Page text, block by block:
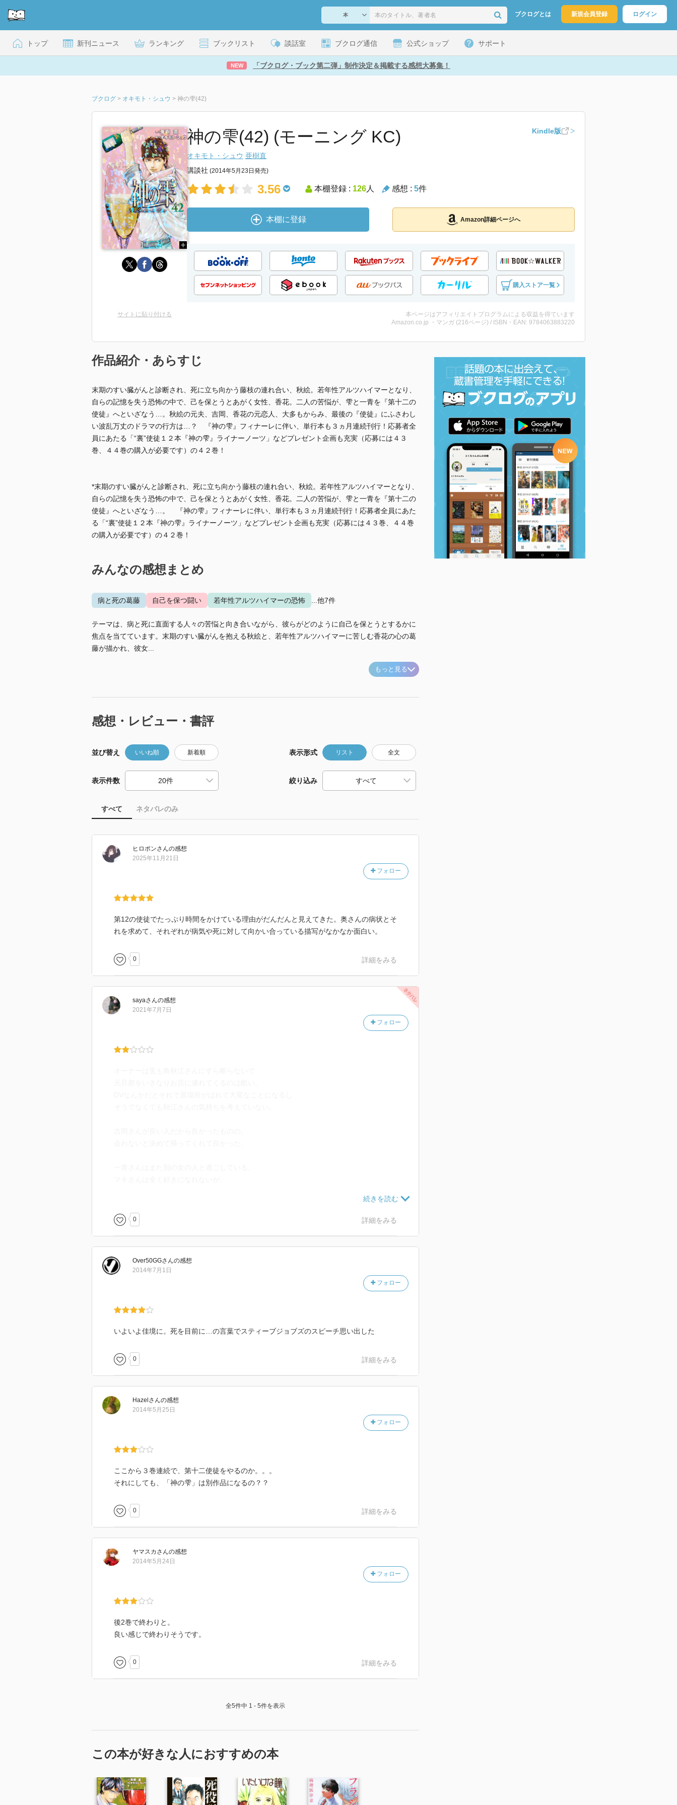
ブクログとは 新規会員登録 ログイン
トップ 新刊ニュース ランキング ブックリスト 談話室 ブクログ通信 公式ショップ サポート
NEW 「ブクログ・ブック第二弾」制作決定＆掲載する感想大募集！
ブクログ > オキモト・シュウ > 神の雫(42)
神の雫(42) (モーニング KC) Kindle版
オキモト・シュウ 亜樹直
講談社 (2014年5月23日発売)
3.56 本棚登録 : 126人 感想 : 5件
本棚に登録 Amazon詳細ページへ
購入ストア一覧
サイトに貼り付ける
本ページはアフィリエイトプログラムによる収益を得ています
Amazon.co.jp ・マンガ (216ページ) / ISBN・EAN: 9784063883220
作品紹介・あらすじ
末期のすい臓がんと診断され、死に立ち向かう藤枝の連れ合い、秋絵。若年性アルツハイマーとなり、
自らの記憶を失う恐怖の中で、己を保とうとあがく女性、香花。二人の苦悩が、雫と一青を『第十二の
使徒』へといざなう…。秋絵の元夫、吉岡、香花の元恋人、大多もからみ、最後の『使徒』にふさわし
い波乱万丈のドラマの行方は…？ 『神の雫』フィナーレに伴い、単行本も３ヵ月連続刊行！応募者全
員にあたる「“裏”使徒１２本『神の雫』ライナーノーツ」などプレゼント企画も充実（応募には４３
巻、４４巻の購入が必要です）の４２巻！
*末期のすい臓がんと診断され、死に立ち向かう藤枝の連れ合い、秋絵。若年性アルツハイマーとなり、
自らの記憶を失う恐怖の中で、己を保とうとあがく女性、香花。二人の苦悩が、雫と一青を『第十二の
使徒』へといざなう…。 『神の雫』フィナーレに伴い、単行本も３ヵ月連続刊行！応募者全員にあた
る「“裏”使徒１２本『神の雫』ライナーノーツ」などプレゼント企画も充実（応募には４３巻、４４巻
の購入が必要です）の４２巻！
みんなの感想まとめ
病と死の葛藤 自己を保つ闘い 若年性アルツハイマーの恐怖 ...他7件
テーマは、病と死に直面する人々の苦悩と向き合いながら、彼らがどのように自己を保とうとするかに
焦点を当てています。末期のすい臓がんを抱える秋絵と、若年性アルツハイマーに苦しむ香花の心の葛
藤が描かれ、彼女...
もっと見る
感想・レビュー・書評
並び替え いいね順 新着順 表示形式 リスト 全文
表示件数 絞り込み
すべて ネタバレのみ
ヒロポンさんの感想
フォロー
2025年11月21日
第12の使徒でたっぷり時間をかけている理由がだんだんと見えてきた。奥さんの病状とそ
れを求めて、それぞれが病気や死に対して向かい合っている描写がなかなか面白い。
0 詳細をみる
sayaさんの感想
フォロー
2021年7月7日
軽く考える人が多いけど普通に動物虐待です。
0 詳細をみる
Over50GGさんの感想
フォロー
2014年7月1日
いよいよ佳境に。死を目前に…の言葉でスティーブジョブズのスピーチ思い出した
0 詳細をみる
Hazel さんの感想
フォロー
2014年5月25日
ここから３巻連続で、第十二使徒をやるのか。。。
それにしても、「神の雫」は別作品になるの？？
0 詳細をみる
ヤマスカ さんの感想
フォロー
2014年5月24日
後2巻で終わりと。
良い感じで終わりそうです。
0 詳細をみる
全5件中 1 - 5件を表示
この本が好きな人におすすめの本